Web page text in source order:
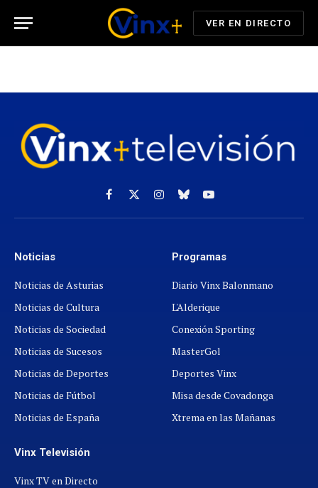
VER EN DIRECTO
Facebook
X
(Twitter)
Instagram
Cielo
azul
YouTube
Noticias
Noticias de Asturias
Noticias de Cultura
Noticias de Sociedad
Noticias de Sucesos
Noticias de Deportes
Noticias de Fútbol
Noticias de España
Programas
Diario Vinx Balonmano
L'Alderique
Conexión Sporting
MasterGol
Deportes Vinx
Misa desde Covadonga
Xtrema en las Mañanas
Vinx Televisión
Vinx TV en Directo